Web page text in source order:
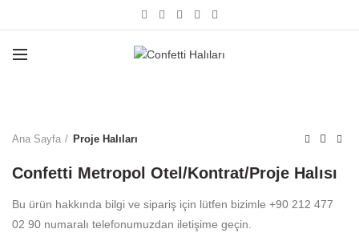
Ana Sayfa Proje Halıları
Confetti Metropol Otel/Kontrat/Proje Halısı
Bu ürün hakkında bilgi ve sipariş için lütfen bizimle +90 212 477
02 90 numaralı telefonumuzdan iletişime geçin.